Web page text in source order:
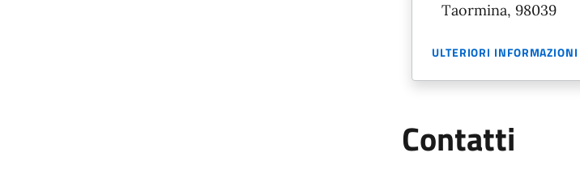
Taormina, 98039
ULTERIORI INFORMAZIONI
Contatti